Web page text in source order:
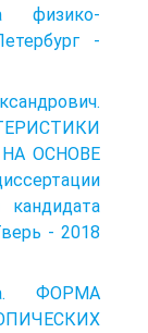
физико-
-
ОСНОВЕ
- 2018
ФОРМА